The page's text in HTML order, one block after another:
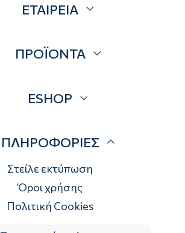
ΕΤΑΙΡΕΙΑ
Επικοινωνία
ΠΡΟΪΟΝΤΑ
Brands
ESHOP
Τρόποι αποστολής
Τρόποι πληρωμής
Επιστροφές
ΠΛΗΡΟΦΟΡΙΕΣ
Στείλε εκτύπωση
Όροι χρήσης
Πολιτική Cookies